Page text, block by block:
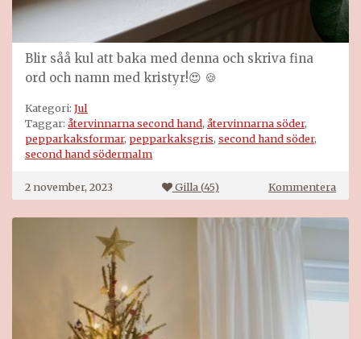
Blir såå kul att baka med denna och skriva fina
ord och namn med kristyr!😍 🍪
Kategori: Jul
Taggar: återvinnarna second hand, återvinnarna söder,
pepparkaksformar, pepparkaksgris, second hand söder,
second hand södermalm
2 november, 2023 Gilla (45) Kommenterapå
En
stor